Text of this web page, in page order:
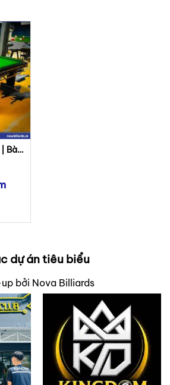
Bàn
dự án tiêu biểu
bởi Nova Billiards